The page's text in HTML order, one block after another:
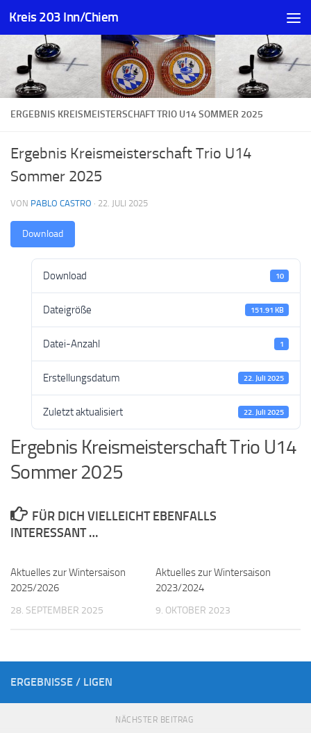
Zum Inhalt springen
Kreis 203 Inn/Chiem
ERGEBNIS KREISMEISTERSCHAFT TRIO U14 SOMMER 2025
Ergebnis Kreismeisterschaft Trio U14
Sommer 2025
VON PABLO CASTRO · 22. JULI 2025
Download
Download 10
Dateigröße 151.91 KB
Datei-Anzahl 1
Erstellungsdatum 22. Juli 2025
Zuletzt aktualisiert 22. Juli 2025
Ergebnis Kreismeisterschaft Trio U14
Sommer 2025
FÜR DICH VIELLEICHT EBENFALLS
INTERESSANT …
Aktuelles zur Wintersaison
2025/2026
28. SEPTEMBER 2025
Aktuelles zur Wintersaison
2023/2024
9. OKTOBER 2023
ERGEBNISSE / LIGEN
NÄCHSTER BEITRAG